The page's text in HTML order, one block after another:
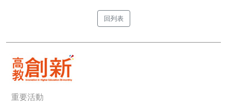
回列表
重要活動